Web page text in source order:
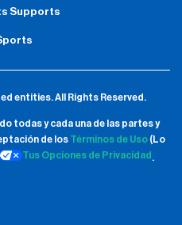
Supports
entities.All Rights Reserved.
todas y cada una de las partes y
de los Términos de Uso(Lo
Tus Opciones de Privacidad .